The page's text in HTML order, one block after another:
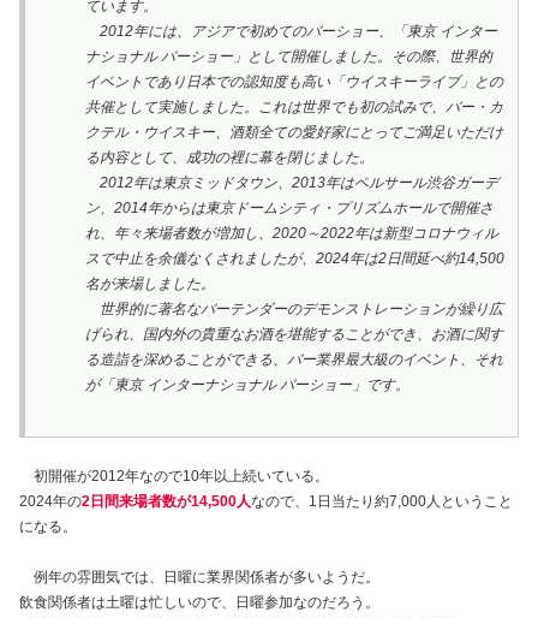
ています。
2012年には、アジアで初めてのバーショー、「東京 インター
ナショナル バーショー」として開催しました。その際、世界的
イベントであり日本での認知度も高い「ウイスキーライブ」との
共催として実施しました。これは世界でも初の試みで、バー・カ
クテル・ウイスキー、酒類全ての愛好家にとってご満足いただけ
る内容として、成功の裡に幕を閉じました。
2012年は東京ミッドタウン、2013年はベルサール渋谷ガーデ
ン、2014年からは東京ドームシティ・プリズムホールで開催さ
れ、年々来場者数が増加し、2020～2022年は新型コロナウィル
スで中止を余儀なくされましたが、2024年は2日間延べ約14,500
名が来場しました。
世界的に著名なバーテンダーのデモンストレーションが繰り広
げられ、国内外の貴重なお酒を堪能することができ、お酒に関す
る造詣を深めることができる、バー業界最大級のイベント、それ
が「東京 インターナショナル バーショー」です。
初開催が2012年なので10年以上続いている。
2024年の2日間来場者数が14,500人なので、1日当たり約7,000人ということ
になる。
例年の雰囲気では、日曜に業界関係者が多いようだ。
飲食関係者は土曜は忙しいので、日曜参加なのだろう。